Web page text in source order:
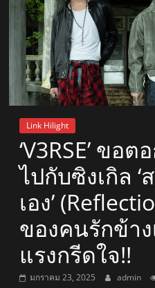
Link Hilight
‘V3RSE’ ขอ
ไปกับซิงเกิล
เอง’
ของคนรักข้าง
แรงกรีดใจ!!
มกราคม 23, 2025 admin